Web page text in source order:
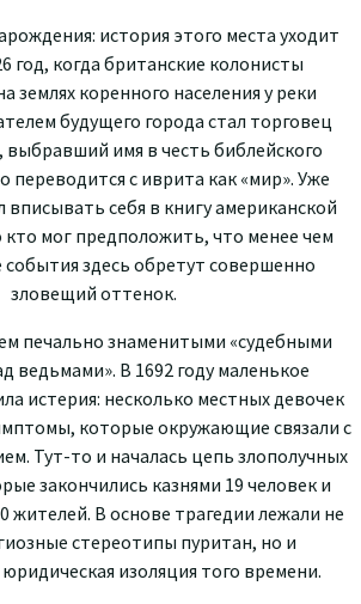
история этого места уходит
год, когда британские колонисты
землях коренного населения у реки
телем будущего города стал торговец
выбравший имя в честь библейского
переводится с иврита как «мир». Уже
вписывать себя в книгуамериканской
кто мог предположить, что менее чем
события здесь обретут совершенно
зловещий оттенок.
печально знаменитыми «судебными
ведьмами». В 1692 годумаленькое
истерия: несколько местныхдевочек
мптомы, которые окружающие связали с
Тут-то и началась цепь злополучных
е закончились казнями 19 человек и
жителей. В основе трагедии лежали не
ные стереотипы пуритан, но и
юридическая изоляция того времени.